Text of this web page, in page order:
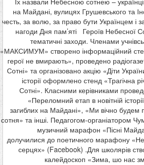
на Майдані, вулицях Грушевського та
честь, за волю, за право бути Українцем і
нагоди Дня пам’яті Героїв Небесної
тематичні заходи. Членами
«МАКСИМУМ» створено інформаційний
герої не вмирають», проведено
Сотні» та організовано акцію «Діти
історії оформлено стенд «Трагічна
Сотні». Класними керівниками
«Переломний етап в новітній
загиблих на Майдані», «Ми вічно будем
сотня» та інші. Педагогом-органіатором
музичний марафон «Пісні
долучилися до поетичного марафону
серцях» (Facebook) .Для школярів
калейдоскоп «Зима, шо нас